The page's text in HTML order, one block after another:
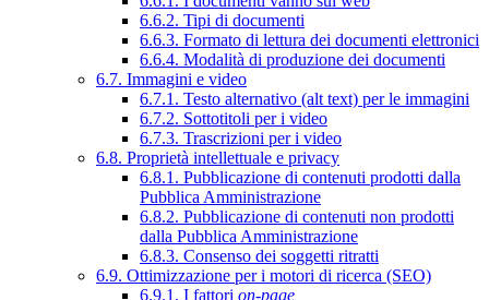
6.6.2. Tipi di documenti
6.6.3. Formato di lettura dei documenti elettronici
6.6.4. Modalità di produzione dei documenti
6.7. Immagini e video
6.7.1. Testo alternativo (alt text) per le immagini
6.7.2. Sottotitoli per i video
6.7.3. Trascrizioni per i video
6.8. Proprietà intellettuale e privacy
6.8.1. Pubblicazione di contenuti prodotti dalla
Pubblica Amministrazione
6.8.2. Pubblicazione di contenuti non prodotti
dalla Pubblica Amministrazione
6.8.3. Consenso dei soggetti ritratti
6.9. Ottimizzazione per i motori di ricerca (SEO)
6.9.1. I fattori on-page